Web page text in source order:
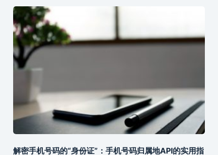
解密手机号码的“身份证”：手机号码归属地API的实用指